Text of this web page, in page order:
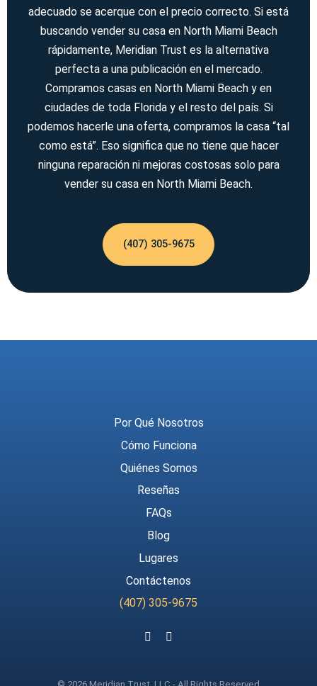
adecuado se acerque con el precio correcto. Si está
buscando vender su casa en North Miami Beach
rápidamente, Meridian Trust es la alternativa
perfecta a una publicación en el mercado.
Compramos casas en North Miami Beach y en
ciudades de toda Florida y el resto del país. Si
podemos hacerle una oferta, compramos la casa “tal
como está”. Eso significa que no tiene que hacer
ninguna reparación ni mejoras costosas solo para
vender su casa en North Miami Beach.
(407) 305-9675
Por Qué Nosotros
Cómo Funciona
Quiénes Somos
Reseñas
FAQs
Blog
Lugares
Contáctenos
(407) 305-9675
Follow us on Facebook